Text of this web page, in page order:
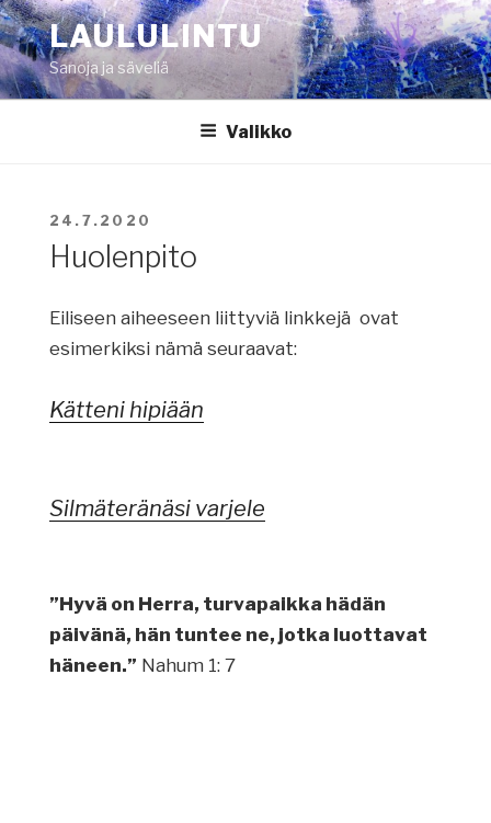
Siirry
sisältöönLAULULINTU
Sanoja ja säveliä
Valikko
JULKAISTU
24.7.2020
Huolenpito
Eiliseen aiheeseen liittyviä linkkejä ovat
esimerkiksi nämä seuraavat:
Kätteni hipiään
Silmäteränäsi varjele
”Hyvä on Herra, turvapaikka hädän
päivänä, hän tuntee ne, jotka luottavat
häneen.” Nahum 1: 7